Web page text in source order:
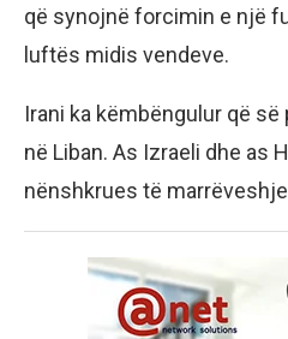
që synojnë forcimin e një
luftës midis vendeve.
Irani ka këmbëngulur që
në Liban. As Izraeli dhe as
nënshkrues të